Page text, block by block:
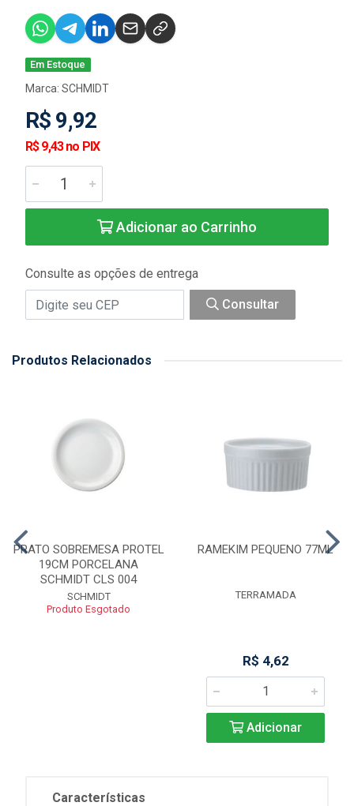
Em Estoque
Marca: SCHMIDT
R$ 9,92
R$ 9,43 no PIX
Adicionar ao Carrinho
Consulte as opções de entrega
Consultar
Produtos Relacionados
PRATO SOBREMESA PROTEL
19CM PORCELANA
SCHMIDT CLS 004
SCHMIDT
Produto Esgotado
RAMEKIM PEQUENO 77ML
TERRAMADA
R$ 4,62
Adicionar
Características